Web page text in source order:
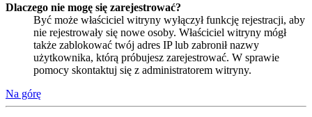
Dlaczego nie mogę się zarejestrować?
Być może właściciel witryny wyłączył funkcję rejestracji, aby
nie rejestrowały się nowe osoby. Właściciel witryny mógł
także zablokować twój adres IP lub zabronił nazwy
użytkownika, którą próbujesz zarejestrować. W sprawie
pomocy skontaktuj się z administratorem witryny.
Na górę